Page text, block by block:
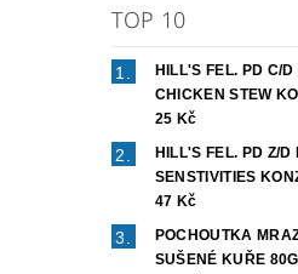
TOP 10
HILL'S FEL. PD C/
CHICKEN STEW
25 Kč
HILL'S FEL. PD Z/D
SENSTIVITIES
47 Kč
POCHOUTKA
SUŠENÉ KUŘE